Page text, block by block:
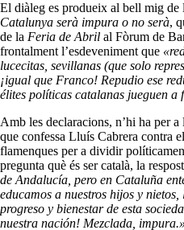
El diàleg es produeix al bell mig
Catalunya serà impura o no serà,
de la Feria de Abril al Fòrum de
frontalment l’esdeveniment que
lucecitas, sevillanas (que solo
¡igual que Franco! Repudio ese
élites políticas catalanas jueguen a
Amb les declaracions, n’hi ha per
que confessa Lluís Cabrera contra
flamenques per a dividir
pregunta què és ser català, la
de Andalucía, pero en Cataluña
educamos a nuestros hijos y
progreso y bienestar de esta
nuestra nación! Mezclada, impura.»